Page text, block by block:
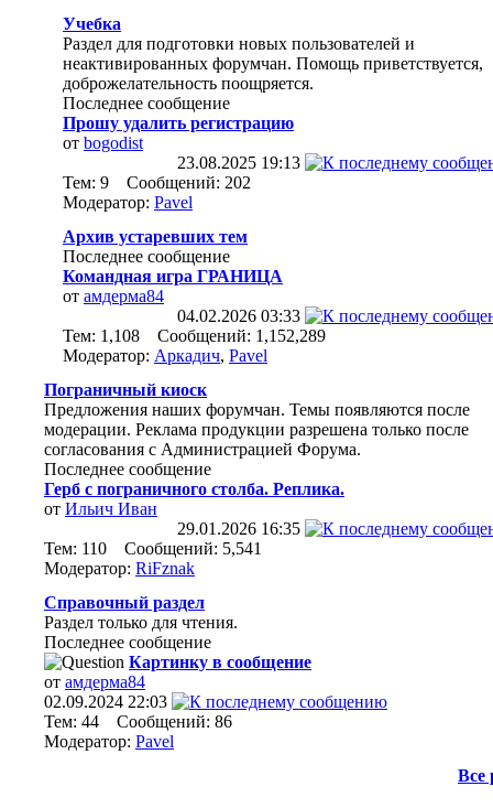
Учебка
Раздел для подготовки новых пользователей и
неактивированных форумчан. Помощь приветствуется,
доброжелательность поощряется.
Последнее сообщение
Прошу удалить регистрацию
от bogodist
23.08.2025 19:13
Тем: 9 Сообщений: 202
Модератор: Pavel
Архив устаревших тем
Последнее сообщение
Командная игра ГРАНИЦА
от амдерма84
04.02.2026 03:33
Тем: 1,108 Сообщений: 1,152,289
Модератор: Аркадич, Pavel
Пограничный киоск
Предложения наших форумчан. Темы появляются после
модерации. Реклама продукции разрешена только после
согласования с Администрацией Форума.
Последнее сообщение
Герб с пограничного столба. Реплика.
от Ильич Иван
29.01.2026 16:35
Тем: 110 Сообщений: 5,541
Модератор: RiFznak
Справочный раздел
Раздел только для чтения.
Последнее сообщение
Картинку в сообщение
от амдерма84
02.09.2024 22:03
Тем: 44 Сообщений: 86
Модератор: Pavel
Все